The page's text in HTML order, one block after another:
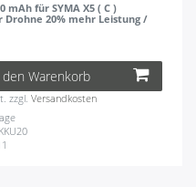
mAh für SYMA X5 ( C )
20% mehr Leistung /
den Warenkorb
zzgl.Versandkosten